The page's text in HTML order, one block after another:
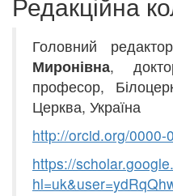
Головний
Миронівна,
професор,
Церква, Україна
http://orcid.org/0000-
https://scholar.google.
hl=uk&user=